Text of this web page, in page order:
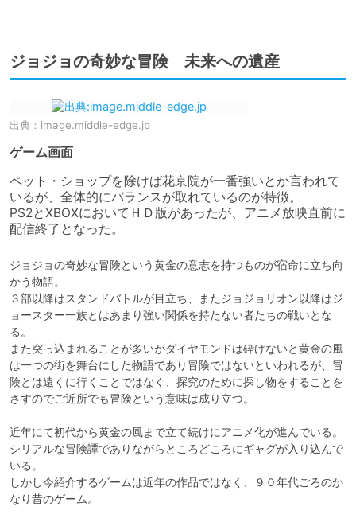
ジョジョの奇妙な冒険 未来への遺産
出典： image.middle-edge.jp
ゲーム画面
ペット・ショップを除けば花京院が一番強いとか言われて
いるが、全体的にバランスが取れているのが特徴。
PS2とXBOXにおいてＨＤ版があったが、アニメ放映直前に
配信終了となった。
ジョジョの奇妙な冒険という黄金の意志を持つものが宿命に立ち向
かう物語。
３部以降はスタンドバトルが目立ち、またジョジョリオン以降はジ
ョースター一族とはあまり強い関係を持たない者たちの戦いとな
る。
また突っ込まれることが多いがダイヤモンドは砕けないと黄金の風
は一つの街を舞台にした物語であり冒険ではないといわれるが、冒
険とは遠くに行くことではなく、探究のために探し物をすることを
さすのでご近所でも冒険という意味は成り立つ。
近年にて初代から黄金の風まで立て続けにアニメ化が進んでいる。
シリアルな冒険譚でありながらところどころにギャグが入り込んで
いる。
しかし今紹介するゲームは近年の作品ではなく、９０年代ごろのか
なり昔のゲーム。